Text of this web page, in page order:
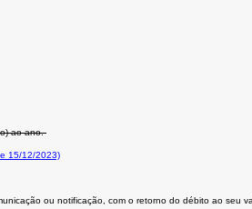
ao ano.
15/12/2023)
ou notificação, com o retorno do débito ao seu